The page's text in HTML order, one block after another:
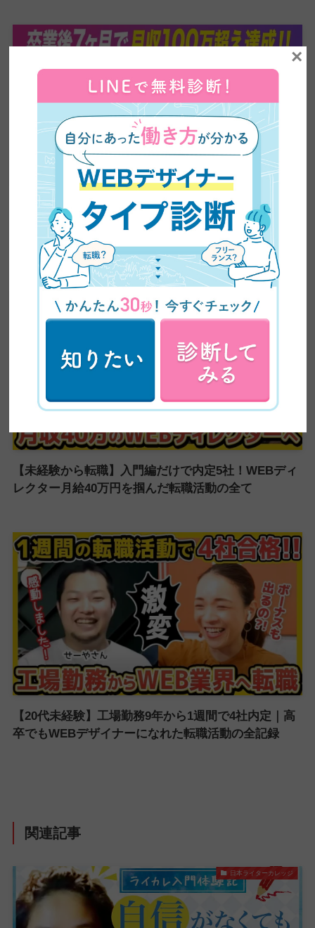
【インタビュー】未経験から1年で月収100万円｜大阪
のWEBデザイナーが語る、フリーランスのリアルな
収入事情
【未経験から転職】入門編だけで内定5社！WEBディ
レクター月給40万円を掴んだ転職活動の全て
【20代未経験】工場勤務9年から1週間で4社内定｜高
卒でもWEBデザイナーになれた転職活動の全記録
関連記事
日本ライターカレッジ
×